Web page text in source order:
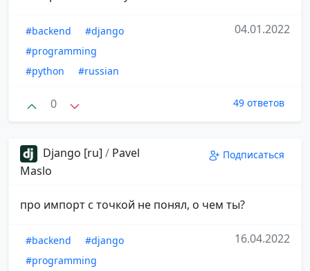
#backend
#django
#programming
#python
#russian
04.01.2022
0 49 ответов
Django [ru] / Pavel
Maslo
Подписаться
про импорт с точкой не понял, о чем ты?
#backend
#django
#programming
16.04.2022